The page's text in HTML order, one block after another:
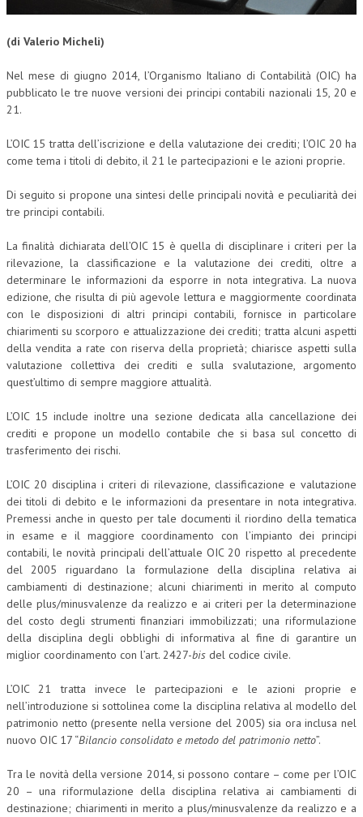
DIVENTA SOCIO
LA RIVISTA
COMITATO SCIENTIFICO
COMITATO EDITORIALE
PEER REVIEW
CODICE ETICO
AUTORI
ECONOMIA
CORPORATE SOCIAL RESPONSIBILITY
ECONOMIA DELL’ARTE
INTERNAZIONALIZZAZIONE
HUMAN RESOURCES
RISORSE UMANE
MARKETING
TREASURY IN FINANCIAL SERVICES
SVILUPPO SOSTENIBILE
PERSONA E CITTÀ
DIRITTO PENALE D’IMPRESA
(di Valerio Micheli)
Nel mese di giugno 2014, l’Organismo Italiano di Contabilità (OIC) ha
pubblicato le tre nuove versioni dei principi contabili nazionali 15, 20 e
21.
L’OIC 15 tratta dell’iscrizione e della valutazione dei crediti; l’OIC 20 ha
come tema i titoli di debito, il 21 le partecipazioni e le azioni proprie.
Di seguito si propone una sintesi delle principali novità e peculiarità dei
tre principi contabili.
La finalità dichiarata dell’OIC 15 è quella di disciplinare i criteri per la
rilevazione, la classificazione e la valutazione dei crediti, oltre a
determinare le informazioni da esporre in nota integrativa. La nuova
edizione, che risulta di più agevole lettura e maggiormente coordinata
con le disposizioni di altri principi contabili, fornisce in particolare
chiarimenti su scorporo e attualizzazione dei crediti; tratta alcuni aspetti
della vendita a rate con riserva della proprietà; chiarisce aspetti sulla
valutazione collettiva dei crediti e sulla svalutazione, argomento
quest’ultimo di sempre maggiore attualità.
L’OIC 15 include inoltre una sezione dedicata alla cancellazione dei
crediti e propone un modello contabile che si basa sul concetto di
trasferimento dei rischi.
L’OIC 20 disciplina i criteri di rilevazione, classificazione e valutazione
dei titoli di debito e le informazioni da presentare in nota integrativa.
Premessi anche in questo per tale documenti il riordino della tematica
in esame e il maggiore coordinamento con l’impianto dei principi
contabili, le novità principali dell’attuale OIC 20 rispetto al precedente
del 2005 riguardano la formulazione della disciplina relativa ai
cambiamenti di destinazione; alcuni chiarimenti in merito al computo
delle plus/minusvalenze da realizzo e ai criteri per la determinazione
del costo degli strumenti finanziari immobilizzati; una riformulazione
della disciplina degli obblighi di informativa al fine di garantire un
miglior coordinamento con l’art. 2427-bis del codice civile.
L’OIC 21 tratta invece le partecipazioni e le azioni proprie e
nell’introduzione si sottolinea come la disciplina relativa al modello del
patrimonio netto (presente nella versione del 2005) sia ora inclusa nel
nuovo OIC 17 “Bilancio consolidato e metodo del patrimonio netto”.
Tra le novità della versione 2014, si possono contare – come per l’OIC
20 – una riformulazione della disciplina relativa ai cambiamenti di
destinazione; chiarimenti in merito a plus/minusvalenze da realizzo e a